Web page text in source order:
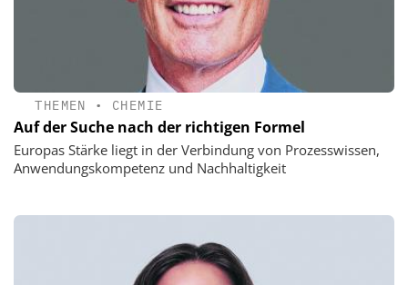
THEMEN • CHEMIE
Auf der Suche nach der richtigen Formel
Europas Stärke liegt in der Verbindung von Prozesswissen,
Anwendungskompetenz und Nachhaltigkeit